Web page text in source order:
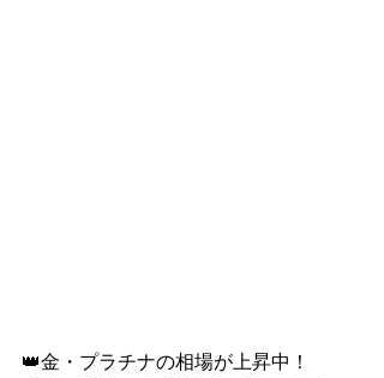
👑金・プラチナの相場が上昇中！